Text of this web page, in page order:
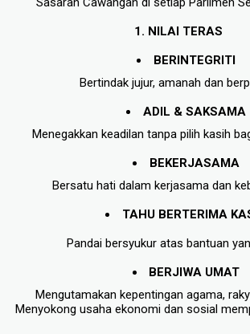
1. NILAI TERAS
BERINTEGRITI
Bertindak jujur, amanah dan
ADIL & SAKSAMA
Menegakkan keadilan tanpa pilih kasih
BEKERJASAMA
Bersatu hati dalam kerjasama dan
TAHU BERTERIMA
Pandai bersyukur atas bantuan
BERJIWA UMAT
Mengutamakan kepentingan agama,
Menyokong usaha ekonomi dan sosial